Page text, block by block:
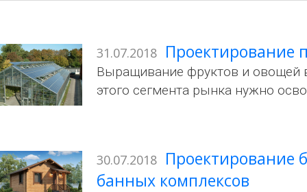
31.07.2018 Проектирование
Выращивание фруктов и овощей
этого сегмента рынка нужно
30.07.2018 Проектирование
банных комплексов